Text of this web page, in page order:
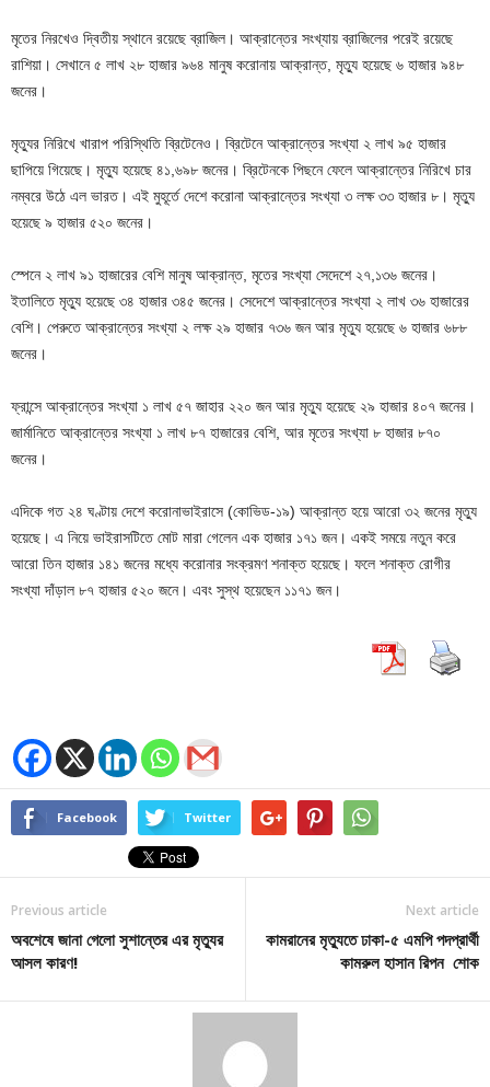
মৃতের নিরখেও দ্বিতীয় স্থানে রয়েছে ব্রাজিল। আক্রান্তের সংখ্যায় ব্রাজিলের পরেই রয়েছে
রাশিয়া। সেখানে ৫ লাখ ২৮ হাজার ৯৬৪ মানুষ করোনায় আক্রান্ত, মৃত্যু হয়েছে ৬ হাজার ৯৪৮
জনের।
মৃত্যুর নিরিখে খারাপ পরিস্থিতি ব্রিটেনেও। ব্রিটেনে আক্রান্তের সংখ্যা ২ লাখ ৯৫ হাজার
ছাপিয়ে গিয়েছে। মৃত্যু হয়েছে ৪১,৬৯৮ জনের। ব্রিটেনকে পিছনে ফেলে আক্রান্তের নিরিখে চার
নম্বরে উঠে এল ভারত। এই মুহূর্তে দেশে করোনা আক্রান্তের সংখ্যা ৩ লক্ষ ‌৩৩ হাজার ৮। ‌মৃত্যু
হয়েছে ৯ হাজার ৫২০ জনের।
স্পেনে ২ লাখ ৯১ হাজারের বেশি মানুষ আক্রান্ত, মৃতের সংখ্যা সেদেশে ২৭,১৩৬ জনের।
ইতালিতে মৃত্যু হয়েছে ৩৪ হাজার ৩৪৫ জনের। সেদেশে আক্রান্তের সংখ্যা ২ লাখ ৩৬ হাজারের
বেশি। পেরুতে আক্রান্তের সংখ্যা ২ লক্ষ ২৯ হাজার ৭৩৬ জন আর মৃত্যু হয়েছে ৬ হাজার ৬৮৮
জনের।
ফ্রান্সে আক্রান্তের সংখ্যা ১ লাখ ৫৭ জাহার ২২০ জন আর মৃত্যু হয়েছে ২৯ হাজার ৪০৭ জনের।
জার্মানিতে আক্রান্তের সংখ্যা ১ লাখ ৮৭ হাজারের বেশি, আর মৃতের সংখ্যা ৮ হাজার ৮৭০
জনের।
এদিকে গত ২৪ ঘণ্টায় দেশে করোনাভাইরাসে (কোভিড-১৯) আক্রান্ত হয়ে আরো ৩২ জনের মৃত্যু
হয়েছে। এ নিয়ে ভাইরাসটিতে মোট মারা গেলেন এক হাজার ১৭১ জন। একই সময়ে নতুন করে
আরো তিন হাজার ১৪১ জনের মধ্যে করোনার সংক্রমণ শনাক্ত হয়েছে। ফলে শনাক্ত রোগীর
সংখ্যা দাঁড়াল ৮৭ হাজার ৫২০ জনে। এবং সুস্থ হয়েছেন ১১৭১ জন।
Facebook Twitter
Previous article
অবশেষে জানা গেলো সুশান্তের এর মৃত্যুর
আসল কারণ!
Next article
কামরানের মৃত্যুতে ঢাকা-৫ এমপি পদপ্রার্থী
কামরুল হাসান রিপন শোক